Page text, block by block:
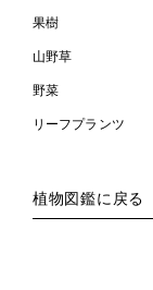
果樹
山野草
野菜
リーフプランツ
植物図鑑に戻る